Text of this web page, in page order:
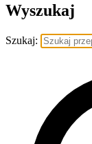
Wyszukaj
Szukaj: